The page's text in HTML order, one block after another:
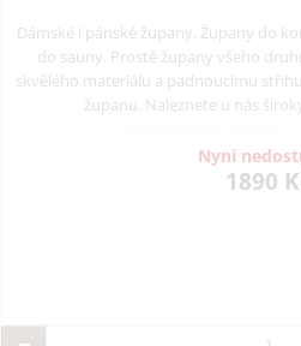
Dámské i pánské župany. Župany do
do sauny. Prostě župany všeho
skvělého materiálu a padnoucímu
županu. Naleznete u nás
Nyní
1890